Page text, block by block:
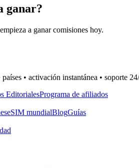
ganar?
a ganar comisiones hoy.
• activación instantánea • soporte
EditorialesPrograma de afiliados
eSIM mundialBlogGuías